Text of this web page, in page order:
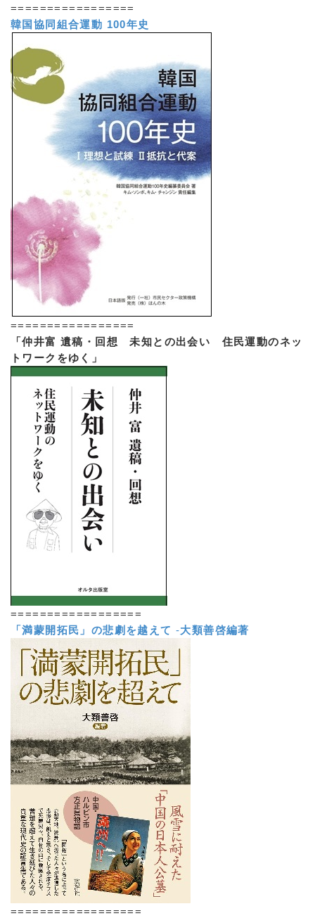
=================
韓国協同組合運動 100年史
=================
「仲井富 遺稿・回想 未知との出会い 住民運動のネッ
トワークをゆく」
==================
「満蒙開拓民」の悲劇を越えて -大類善啓編著
==================